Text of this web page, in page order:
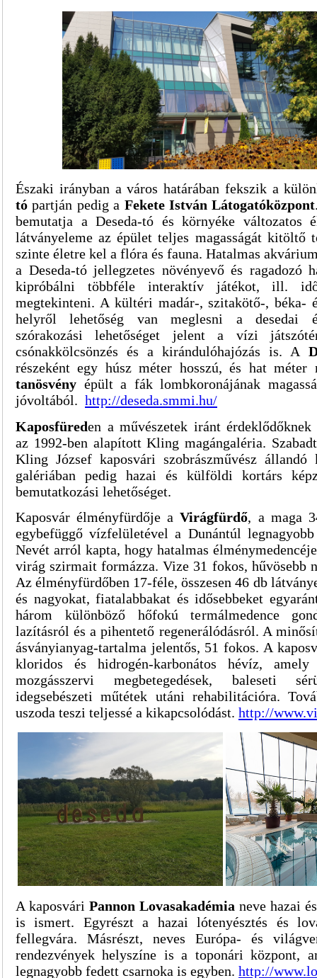
Északi irányban a város határában fekszik a
tó partján pedig a Fekete István Látogatóközpont
bemutatja a Deseda-tó és környéke változatos
látványeleme az épület teljes magasságát kitöltő
szinte életre kel a flóra és fauna. Hatalmas
a Deseda-tó jellegzetes növényevő és ragadozó
kipróbálni többféle interaktív játékot, ill.
megtekinteni. A kültéri madár-, szitakötő-, béka-
helyről lehetőség van meglesni a desedai
szórakozási lehetőséget jelent a vízi
csónakkölcsönzés és a kirándulóhajózás is. A
részeként egy húsz méter hosszú, és hat méter
tanösvény épült a fák lombkoronájának
jóvoltából. http://deseda.smmi.hu/
Kaposfüreden a művészetek iránt érdeklődőknek
az 1992-ben alapított Kling magángaléria.
Kling József kaposvári szobrászművész
galériában pedig hazai és külföldi kortárs
bemutatkozási lehetőséget.
Kaposvár élményfürdője aVirágfürdő, a maga
egybefüggő vízfelületével a Dunántúl
Nevét arról kapta, hogy hatalmas
virág szirmait formázza. Vize 31 fokos, hűvösebb
Az élményfürdőben 17-féle, összesen 46 db
és nagyokat, fiatalabbakat és idősebbeket
három különböző hőfokú termálmedence
lazításról és a pihentető regenerálódásról. A
ásványianyag-tartalma jelentős, 51 fokos. A
kloridos és hidrogén-karbonátos hévíz,
mozgásszervi megbetegedések, baleseti
idegsebészeti műtétek utáni rehabilitációra.
uszoda teszi teljessé a kikapcsolódást. http://
A kaposvári Pannon Lovasakadémia neve hazai
is ismert. Egyrészt a hazai lótenyésztés és
fellegvára. Másrészt, neves Európa- és
rendezvények helyszíne is a toponári központ,
legnagyobb fedett csarnoka is egyben. http://